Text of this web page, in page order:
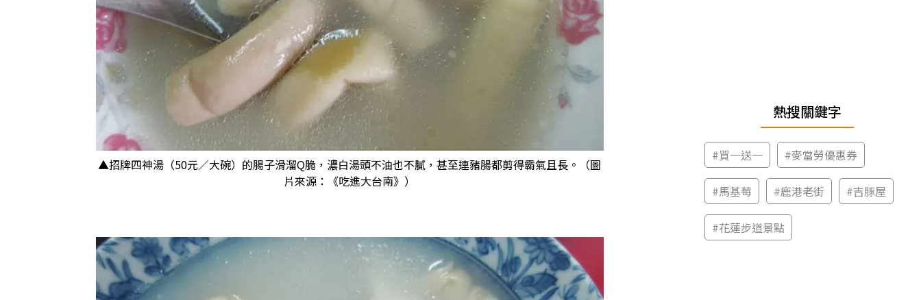
▲招牌四神湯（50元／大碗）的腸子滑溜Q脆，濃白湯頭不油也不膩，甚至連豬腸都剪得霸氣且長。（圖
片來源：《吃進大台南》）
熱搜關鍵字
#買一送一 #麥當勞優惠券
#馬基莓 #鹿港老街 #吉豚屋
#花蓮步道景點